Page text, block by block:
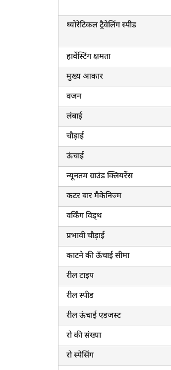
थ्योरेटिकल ट्रैवेलिंग स्पीड
हार्वेस्टिंग क्षमता
मुख्य आकार
वजन
लंबाई
चौड़ाई
ऊंचाई
न्यूनतम ग्राउंड क्लियरेंस
कटर बार मैकेनिज्म
वर्किंग विड्थ
प्रभावी चौड़ाई
काटने की ऊँचाई सीमा
रील टाइप
रील स्पीड
रील ऊंचाई एडजस्ट
रो की संख्या
रो स्पेसिंग